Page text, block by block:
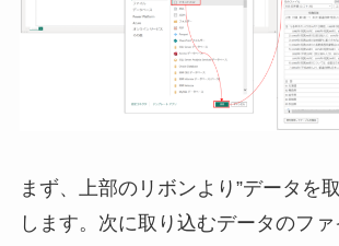
まず、上部のリボンより”データを
します。次に取り込むデータのフ